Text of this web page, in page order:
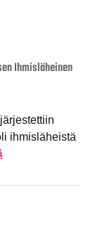
Ihmisläheinen
ihmisläheistä